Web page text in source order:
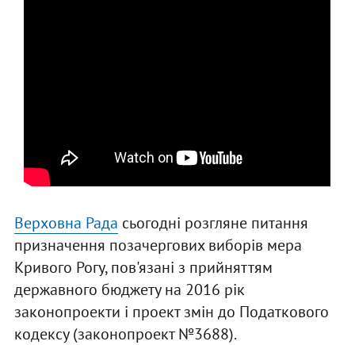
Верховна Рада сьогодні розгляне питання
призначення позачергових виборів мера
Кривого Рогу, пов'язані з прийняттям
державного бюджету на 2016 рік
законопроекти і проект змін до Податкового
кодексу (законопроект №3688).